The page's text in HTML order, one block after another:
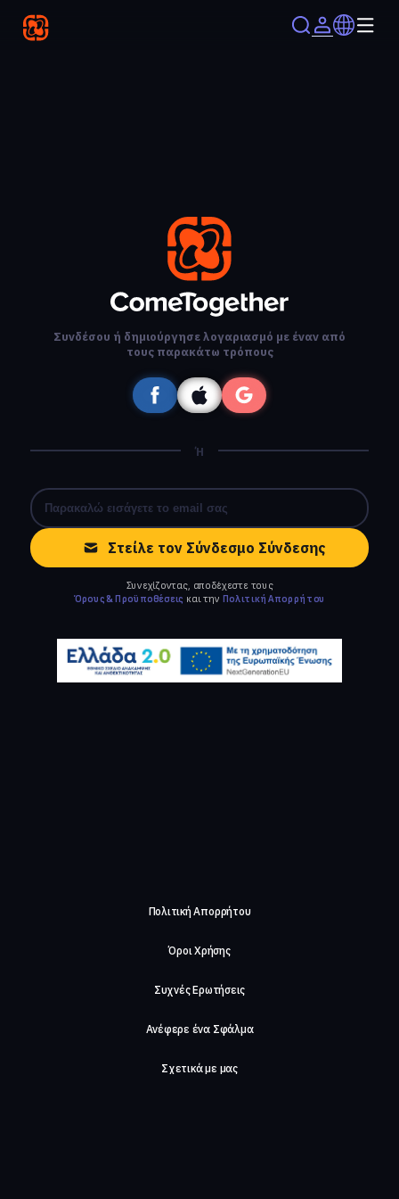
Συνδέσου ή δημιούργησε λογαριασμό με έναν από
τους παρακάτω τρόπους
Ή
Στείλε τον Σύνδεσμο Σύνδεσης
Συνεχίζοντας, αποδέχεστε τους
Όρους & Προϋποθέσεις και την Πολιτική Απορρήτου
Πολιτική Απορρήτου
Όροι Χρήσης
Συχνές Ερωτήσεις
Ανέφερε ένα Σφάλμα
Σχετικά με μας